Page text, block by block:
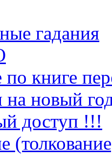
гадания
по книге
на новый
доступ !!!